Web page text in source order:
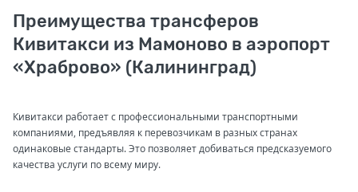
Преимущества трансферов
Кивитакси из Мамоново в аэропорт
«Храброво» (Калининград)
Кивитакси работает с профессиональными транспортными
компаниями, предъявляя к перевозчикам в разных странах
одинаковые стандарты. Это позволяет добиваться предсказуемого
качества услуги по всему миру.